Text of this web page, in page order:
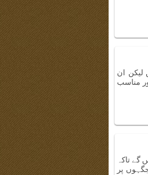
لیکن ان
مناسب
گے تاکہ
پر